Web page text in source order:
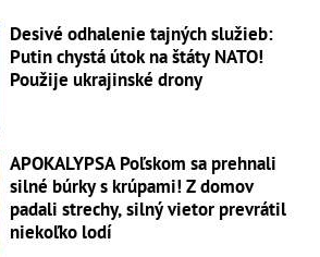
Desivé odhalenie tajných služieb:
Putin chystá útok na štáty NATO!
Použije ukrajinské drony
APOKALYPSA Poľskom sa prehnali
silné búrky s krúpami! Z domov
padali strechy, silný vietor prevrátil
niekoľko lodí